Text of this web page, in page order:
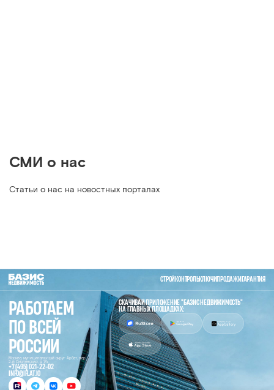
СМИ о нас
Статьи о нас на новостных порталах
СТРОЙКОНТРОЛЬКЛЮЧИ ПРОДАЖИ ГАРАНТИЯ
РАБОТАЕМ
ПО ВСЕЙ
РОССИИ
Москва, муниципальный округ Арбат, пер.
2-й Смоленский, д. 1/4
+7 (495) 021-22-02
INFO@IFLAT.IO
СКАЧИВАЙ ПРИЛОЖЕНИЕ "БАЗИС НЕДВИЖИМОСТЬ"
НА ГЛАВНЫХ ПЛОЩАДКАХ: